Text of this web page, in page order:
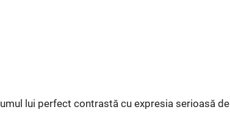
lui perfect contrastă cu expresia serioasă de